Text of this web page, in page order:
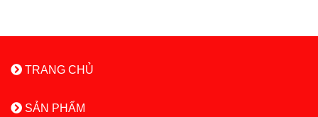
TRANG CHỦ
SẢN PHẨM